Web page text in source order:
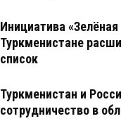
Инициатива
Туркменистане
список
Туркменистан и
сотрудничество в